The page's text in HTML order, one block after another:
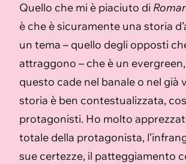
Quello che mi è piaciuto di
è che è sicuramente una storia
un tema – quello degli opposti
attraggono – che è un
questo cade nel banale o nel già
storia è ben contestualizzata,
protagonisti. Ho molto
totale della protagonista,
sue certezze, il patteggiamento